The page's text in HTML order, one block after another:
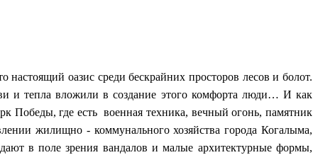
оазис среди бескрайних просторов лесов и болот.
и тепла вложили в создание этого комфорта люди… И как
Победы, где есть военная техника, вечный огонь, памятник
жилищно - коммунального хозяйства города Когалыма,
в поле зрения вандалов и малые архитектурные формы,